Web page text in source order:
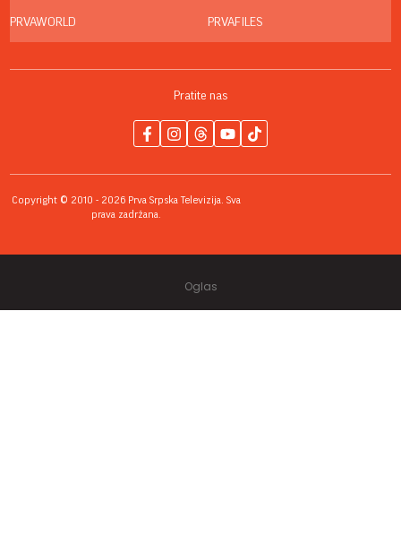
PRVAWORLD PRVAFILES
Pratite nas
Copyright © 2010 - 2026 Prva Srpska Televizija. Sva
prava zadržana.